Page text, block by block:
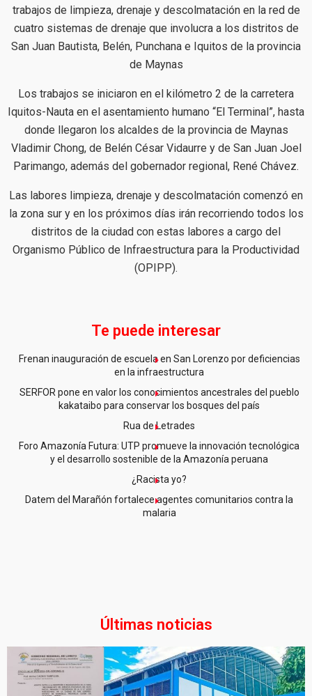
trabajos de limpieza, drenaje y descolmatación en la red de
cuatro sistemas de drenaje que involucra a los distritos de
San Juan Bautista, Belén, Punchana e Iquitos de la provincia
de Maynas
Los trabajos se iniciaron en el kilómetro 2 de la carretera
Iquitos-Nauta en el asentamiento humano “El Terminal”, hasta
donde llegaron los alcaldes de la provincia de Maynas
Vladimir Chong, de Belén César Vidaurre y de San Juan Joel
Parimango, además del gobernador regional, René Chávez.
Las labores limpieza, drenaje y descolmatación comenzó en
la zona sur y en los próximos días irán recorriendo todos los
distritos de la ciudad con estas labores a cargo del
Organismo Público de Infraestructura para la Productividad
(OPIPP).
Te puede interesar
Frenan inauguración de escuela en San Lorenzo por deficiencias
en la infraestructura
SERFOR pone en valor los conocimientos ancestrales del pueblo
kakataibo para conservar los bosques del país
Rua de Letrades
Foro Amazonía Futura: UTP promueve la innovación tecnológica
y el desarrollo sostenible de la Amazonía peruana
¿Racista yo?
Datem del Marañón fortalece agentes comunitarios contra la
malaria
Últimas noticias